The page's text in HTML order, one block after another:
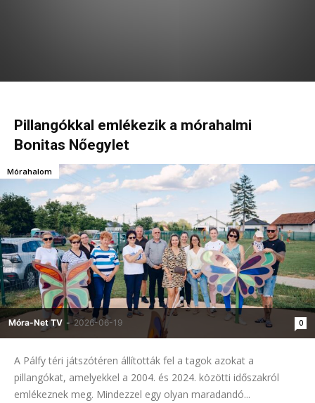
Pillangókkal emlékezik a mórahalmi
Bonitas Nőegylet
Móra-Net TV - 2026-06-19 0
Mórahalom
A Pálfy téri játszótéren állították fel a tagok azokat a
pillangókat, amelyekkel a 2004. és 2024. közötti időszakról
emlékeznek meg. Mindezzel egy olyan maradandó...